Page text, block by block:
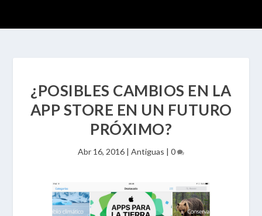
¿POSIBLES CAMBIOS EN LA
APP STORE EN UN FUTURO
PRÓXIMO?
Abr 16, 2016 | Antiguas | 0